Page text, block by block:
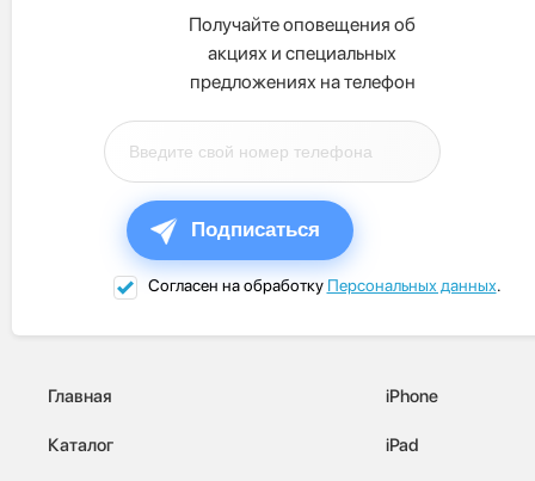
Получайте оповещения об
акциях и специальных
предложениях на телефон
Подписаться
Согласен на обработку Персональных данных.
Главная
Каталог
iPhone
iPad